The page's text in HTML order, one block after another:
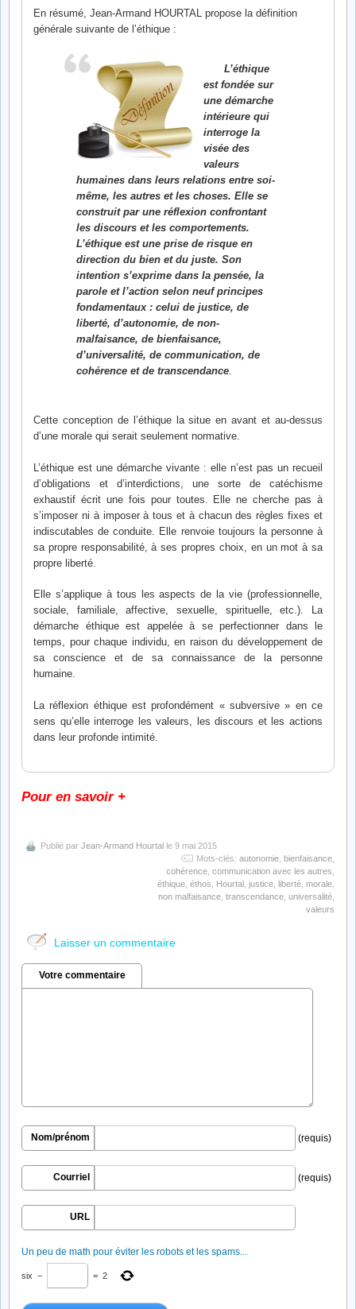
En résumé, Jean-Armand HOURTAL propose la définition
générale suivante de l’éthique :
L’éthique
est fondée sur
une démarche
intérieure qui
interroge la
visée des
valeurs
humaines dans leurs relations entre soi-
même, les autres et les choses. Elle se
construit par une réflexion confrontant
les discours et les comportements.
L’éthique est une prise de risque en
direction du bien et du juste. Son
intention s’exprime dans la pensée, la
parole et l’action selon neuf principes
fondamentaux : celui de justice, de
liberté, d’autonomie, de non-
malfaisance, de bienfaisance,
d’universalité, de communication, de
cohérence et de transcendance
Cette conception de l’éthique la situe en avant et au-dessus
d’une morale qui serait seulement normative.
L’éthique est une démarche vivante : elle n’est pas un recueil
d’obligations et d’interdictions, une sorte de catéchisme
exhaustif écrit une fois pour toutes. Elle ne cherche pas à
s’imposer ni à imposer à tous et à chacun des règles fixes et
indiscutables de conduite. Elle renvoie toujours la personne à
sa propre responsabilité, à ses propres choix, en un mot à sa
propre liberté.
Elle s’applique à tous les aspects de la vie (professionnelle,
sociale, familiale, affective, sexuelle, spirituelle, etc.). La
démarche éthique est appelée à se perfectionner dans le
temps, pour chaque individu, en raison du développement de
sa conscience et de sa connaissance de la personne
humaine.
La réflexion éthique est profondément « subversive » en ce
sens qu’elle interroge les valeurs, les discours et les actions
dans leur profonde intimité.
Pour en savoir +
Publié par Jean-Armand Hourtal le 9 mai 2015
Mots-clés: autonomie bienfaisance
cohérence communication avec les autres
éthique éthos Hourtal justice liberté morale
non malfaisance transcendance universalité
valeurs
Laisser un commentaire
Votre commentaire
Nom/prénom (requis)
Courriel (requis)
URL
Un peu de math pour éviter les robots et les spams...
six − = 2